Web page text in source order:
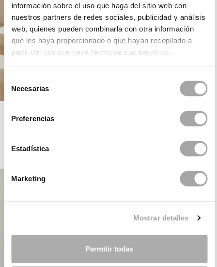
información sobre el uso que haga del sitio web con
nuestros partners de redes sociales, publicidad y análisis
web, quienes pueden combinarla con otra información
que les haya proporcionado o que hayan recopilado a
partir del uso que haya hecho de sus servicios.
consentimiento
Necesarias
Preferencias
Estadística
Marketing
Mostrar detalles
Permitir todas